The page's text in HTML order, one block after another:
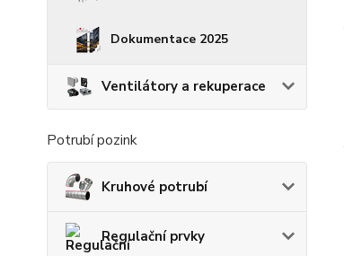
Dokumentace 2025
Ventilátory a rekuperace
Potrubí pozink
Kruhové potrubí
Regulační prvky